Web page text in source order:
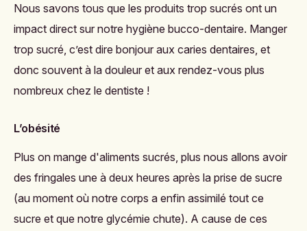
Nous savons tous que les produits trop sucrés ont un
impact direct sur notre hygiène bucco-dentaire. Manger
trop sucré, c’est dire bonjour aux caries dentaires, et
donc souvent à la douleur et aux rendez-vous plus
nombreux chez le dentiste !
L’obésité
Plus on mange d'aliments sucrés, plus nous allons avoir
des fringales une à deux heures après la prise de sucre
(au moment où notre corps a enfin assimilé tout ce
sucre et que notre glycémie chute). A cause de ces